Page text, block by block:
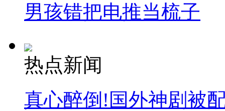
男孩错把电推当梳子
热点新闻
真心醉倒!国外神剧被